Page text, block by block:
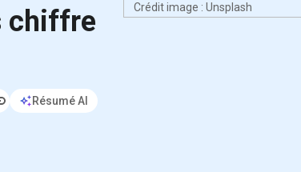
chiffre
Résumé AI
Crédit image : Unsplash